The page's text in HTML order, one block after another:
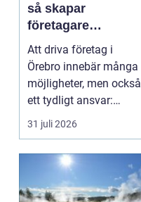
så skapar
företagare
tryggare ekonomi
Att driva företag i
Örebro innebär många
möjligheter, men också
ett tydligt ansvar:
ekonomin måste v...
31 juli 2026